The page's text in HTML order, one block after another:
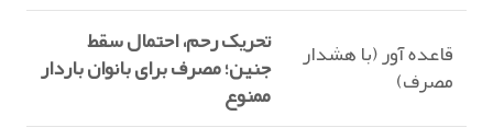
قاعده‌ آور (با هشدار
مصرف)
تحریک رحم، احتمال سقط
جنین؛ مصرف برای بانوان باردار
ممنوع